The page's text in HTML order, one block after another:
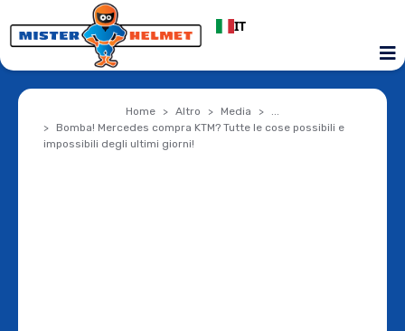
IT
Home Altro Media
...
Bomba! Mercedes compra KTM? Tutte le cose possibili e
impossibili degli ultimi giorni!